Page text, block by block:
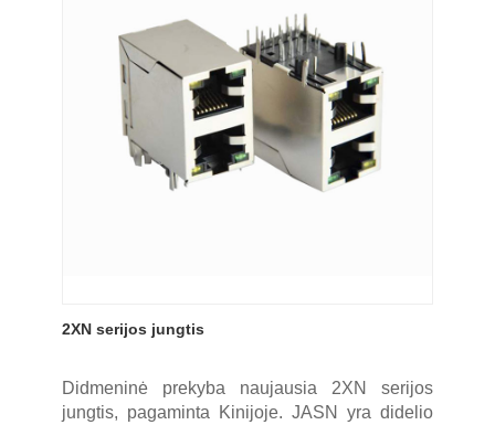
2XN serijos jungtis
Didmeninė prekyba naujausia 2XN serijos
jungtis, pagaminta Kinijoje. JASN yra didelio